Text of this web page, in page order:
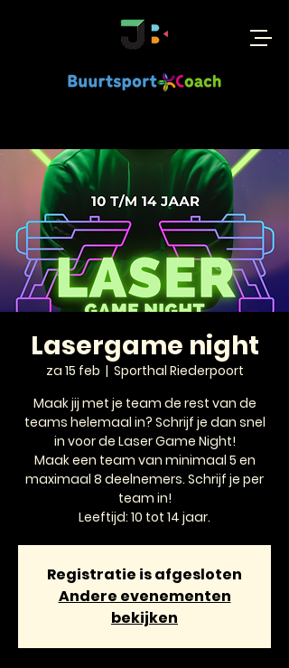
Lasergame night
za 15 feb
  |
Sporthal Riederpoort
Maak jij met je team de rest van de
teams helemaal in? Schrijf je dan snel
in voor de Laser Game Night!
Maak een team van minimaal 5 en
maximaal 8 deelnemers. Schrijf je per
team in!
Leeftijd: 10 tot 14 jaar.
Registratie is afgesloten
Andere evenementen
bekijken